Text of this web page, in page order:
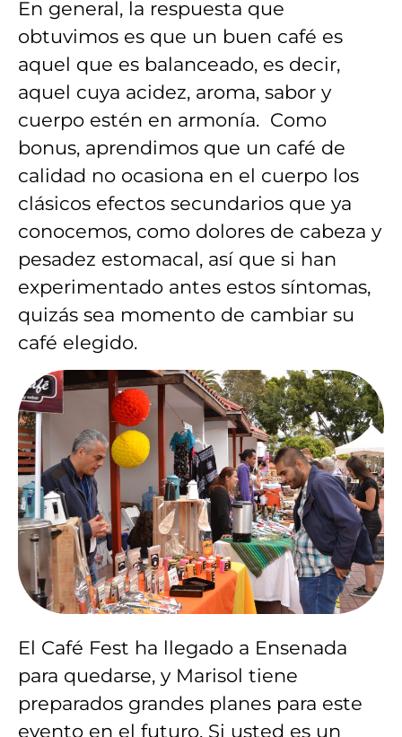
En general, la respuesta que
obtuvimos es que un buen café es
aquel que es balanceado, es decir,
aquel cuya acidez, aroma, sabor y
cuerpo estén en armonía. Como
bonus, aprendimos que un café de
calidad no ocasiona en el cuerpo los
clásicos efectos secundarios que ya
conocemos, como dolores de cabeza y
pesadez estomacal, así que si han
experimentado antes estos síntomas,
quizás sea momento de cambiar su
café elegido.
El Café Fest ha llegado a Ensenada
para quedarse, y Marisol tiene
preparados grandes planes para este
evento en el futuro. Si usted es un